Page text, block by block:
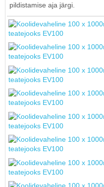
pildistamise aja järgi.